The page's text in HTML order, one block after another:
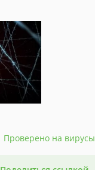
Проверено на вирусы